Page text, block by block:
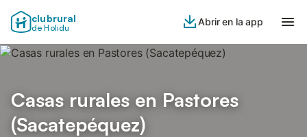
clubrural
de Holidu
Abrir en la app
Casas rurales en Pastores
(Sacatepéquez)